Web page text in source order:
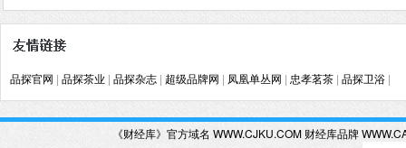
品探官网 品探茶业 品探杂志 超级品牌网 凤凰单丛网 忠孝茗茶 品探卫浴
《财经库》官方域名 WWW.CJKU.COM 财经库品牌